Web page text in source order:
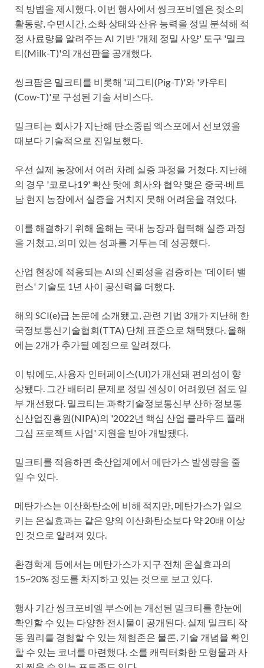
적 방법을 제시했다. 이번 행사에서 씽크포비엘은 젖소의
활동량, 수면시간, 소화 상태와 산유 능력을 정밀 분석해 적
정 사료량을 알려주는 AI 기반 '개체 정밀 사양' 도구 '밀크
티(Milk-T)'의 개선판을 공개했다.
씽크팜은 밀크티를 비롯해 '피그티(Pig-T)'와 '카우티
(Cow-T)'로 구성된 기술 서비스다.
밀크티는 회사가 지난해 탄소중립 엑스포에서 선보였을
때보다 기술적으로 진일보했다.
우선 실제 농장에서 여러 차례 실증 과정을 거쳤다. 지난해
의 경우 '코로나19' 확산 탓에 회사와 협약 맺은 중국·베트
남 현지 농장에서 실증을 거치지 못해 어려움을 겪었다.
이를 해결하기 위해 올해는 국내 농장과 협력해 실증 과정
을 거쳤고, 의미 있는 성과를 거두는 데 성공했다.
산업 현장에 적용되는 AI의 신뢰성을 검증하는 '데이터 밸
런스' 기술도 1년 사이 공신력을 더했다.
해외 SCI(e)급 논문에 소개됐고, 관련 기법 3개가 지난해 한
국정보통신기술협회(TTA) 단체 표준으로 채택됐다. 올해
에는 2개가 추가될 예정으로 알려졌다.
이 밖에도, 사용자 인터페이스(UI)가 개선돼 편의성이 향
상됐다. 그간 배터리 문제로 정밀 센싱이 어려웠던 점도 일
부 개선됐다. 밀크티는 과학기술정보통신부 산하 정보통
신산업진흥원(NIPA)의 '2022년 핵심 산업 클라우드 플래
그십 프로젝트 사업' 지원을 받아 개발됐다.
밀크티를 적용하면 축산업계에서 메탄가스 발생량을 줄
일 수 있다.
메탄가스는 이산화탄소에 비해 적지만, 메탄가스가 일으
키는 온실효과는 같은 양의 이산화탄소보다 약 20배 이상
인 것으로 알려져 있다.
환경학계 등에서는 메탄가스가 지구 전체 온실효과의
15~20% 정도를 차지하고 있는 것으로 보고 있다.
행사 기간 씽크포비엘 부스에는 개선된 밀크티를 한눈에
확인할 수 있는 다양한 전시물이 공개된다. 실제 밀크티 작
동 원리를 경험할 수 있는 체험존은 물론, 기술 개념을 확인
할 수 있는 코너를 마련했다. 소를 캐릭터화한 모형물과 사